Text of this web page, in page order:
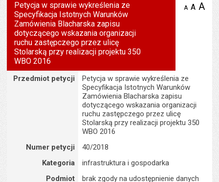
Petycja w sprawie wykreślenia ze
Specyfikacja Istotnych Warunków
Zamówienia Blacharska zapisu
dotyczącego wskazania organizacji
ruchu zastępczego przez ulicę
Stolarską przy realizacji projektu 350
WBO 2016
A zmniejsz
A A
Szczegóły
Przedmiot petycji
Petycja w sprawie wykreślenia ze
Specyfikacja Istotnych Warunków
Zamówienia Blacharska zapisu
dotyczącego wskazania organizacji
ruchu zastępczego przez ulicę
Stolarską przy realizacji projektu 350
WBO 2016
Numer petycji
40/2018
Kategoria
infrastruktura i gospodarka
Podmiot
brak zgody na udostępnienie danych